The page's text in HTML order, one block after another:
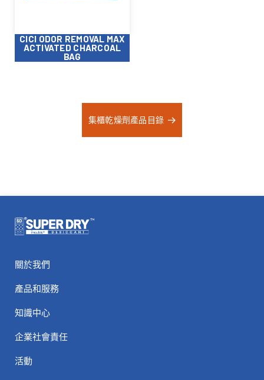
CICI ODOR REMOVAL MAX
ACTIVATED CHARCOAL
BAG
集櫃乾燥劑產品目錄
關於我們
產品和服務
知識中心
企業社會責任
活動